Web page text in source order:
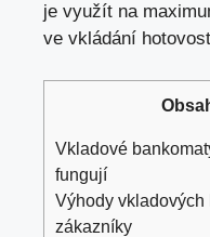
je využít na‌
ve vkládání
Vkladové
fungují
Výhody ⁤vkladových
zákazníky